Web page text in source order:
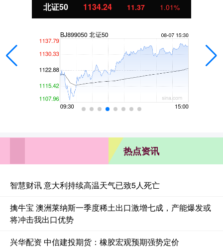
北证50 1134.24 11.37 1.01%
热点资讯
智慧财讯 意大利持续高温天气已致5人死亡
擒牛宝 澳洲莱纳斯一季度稀土出口激增七成，产能爆发或
将冲击我出口优势
兴华配资 中信建投期货：橡胶宏观预期强势定价